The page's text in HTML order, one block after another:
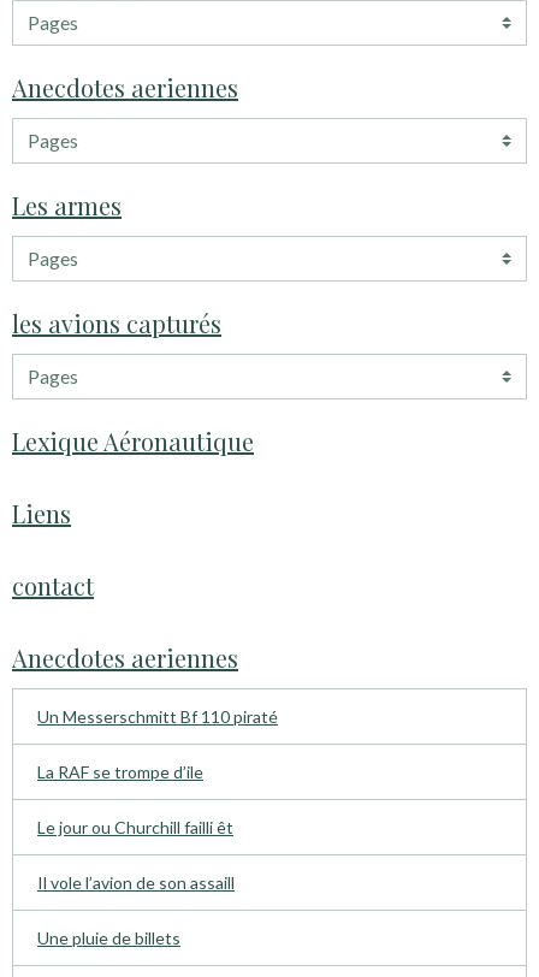
Anecdotes aeriennes
Les armes
les avions capturés
Lexique Aéronautique
Liens
contact
Anecdotes aeriennes
Un Messerschmitt Bf 110 piraté
La RAF se trompe d’ile
Le jour ou Churchill failli êt
Il vole l’avion de son assaill
Une pluie de billets